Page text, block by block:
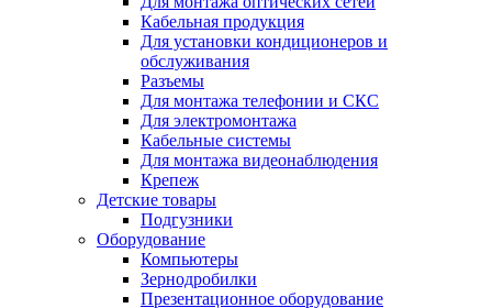
Кабельная продукция
Для установки кондиционеров и
обслуживания
Разъемы
Для монтажа телефонии и СКС
Для электромонтажа
Кабельные системы
Для монтажа видеонаблюдения
Крепеж
Детские товары
Подгузники
Оборудование
Компьютеры
Зернодробилки
Презентационное оборудование